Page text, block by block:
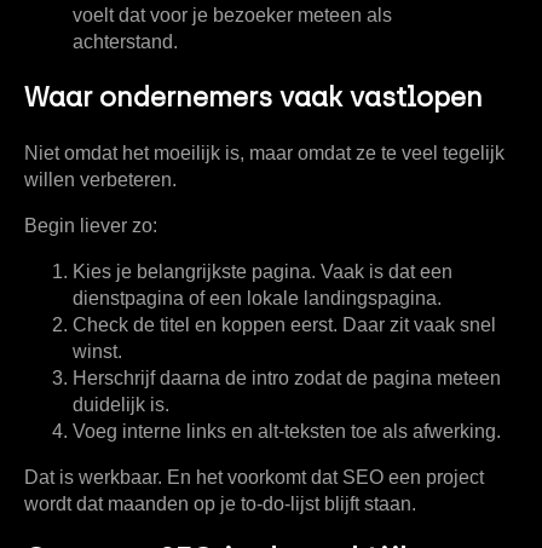
voelt dat voor je bezoeker meteen als
achterstand.
Waar ondernemers vaak vastlopen
Niet omdat het moeilijk is, maar omdat ze te veel tegelijk
willen verbeteren.
Begin liever zo:
Kies je belangrijkste pagina. Vaak is dat een
dienstpagina of een lokale landingspagina.
Check de titel en koppen eerst. Daar zit vaak snel
winst.
Herschrijf daarna de intro zodat de pagina meteen
duidelijk is.
Voeg interne links en alt-teksten toe als afwerking.
Dat is werkbaar. En het voorkomt dat SEO een project
wordt dat maanden op je to-do-lijst blijft staan.